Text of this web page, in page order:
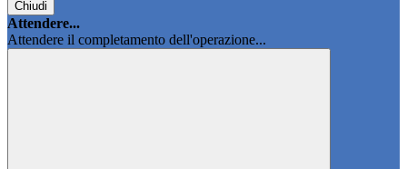
Chiudi
Attendere...
Attendere il completamento dell'operazione...